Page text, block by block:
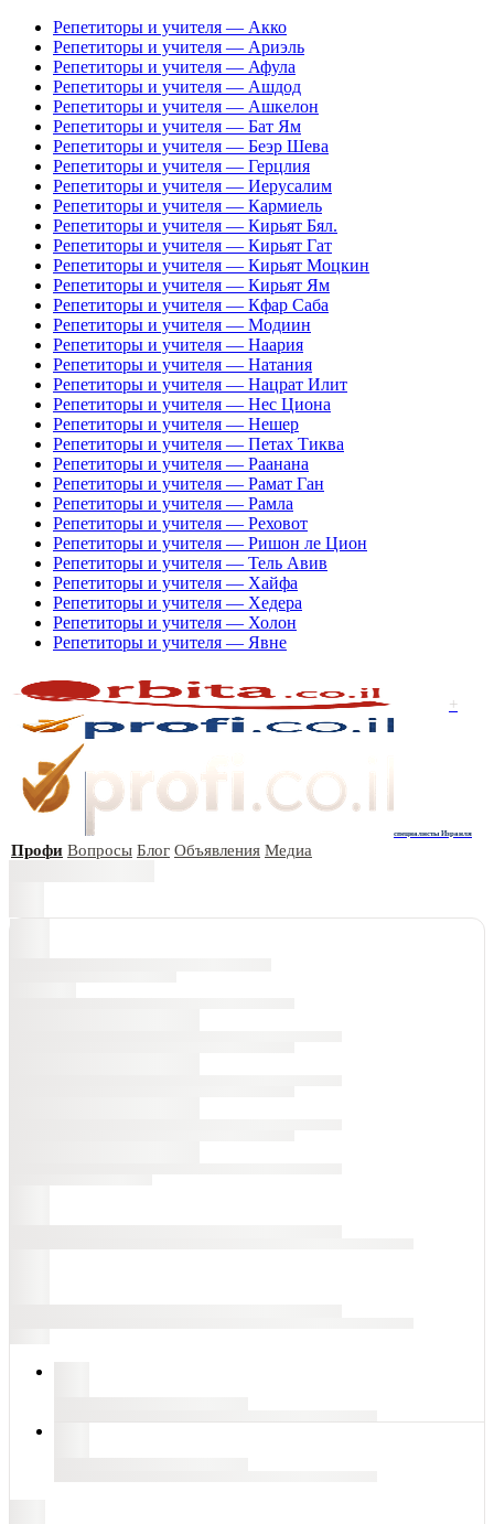
Репетиторы и учителя — Акко
Репетиторы и учителя — Ариэль
Репетиторы и учителя — Афула
Репетиторы и учителя — Ашдод
Репетиторы и учителя — Ашкелон
Репетиторы и учителя — Бат Ям
Репетиторы и учителя — Беэр Шева
Репетиторы и учителя — Герцлия
Репетиторы и учителя — Иерусалим
Репетиторы и учителя — Кармиель
Репетиторы и учителя — Кирьят Бял.
Репетиторы и учителя — Кирьят Гат
Репетиторы и учителя — Кирьят Моцкин
Репетиторы и учителя — Кирьят Ям
Репетиторы и учителя — Кфар Саба
Репетиторы и учителя — Модиин
Репетиторы и учителя — Наария
Репетиторы и учителя — Натания
Репетиторы и учителя — Нацрат Илит
Репетиторы и учителя — Нес Циона
Репетиторы и учителя — Нешер
Репетиторы и учителя — Петах Тиква
Репетиторы и учителя — Раанана
Репетиторы и учителя — Рамат Ган
Репетиторы и учителя — Рамла
Репетиторы и учителя — Реховот
Репетиторы и учителя — Ришон ле Цион
Репетиторы и учителя — Тель Авив
Репетиторы и учителя — Хайфа
Репетиторы и учителя — Хедера
Репетиторы и учителя — Холон
Репетиторы и учителя — Явне
+
специалисты Израиля
Профи Вопросы Блог Объявления Медиа